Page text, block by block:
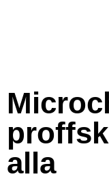
alla